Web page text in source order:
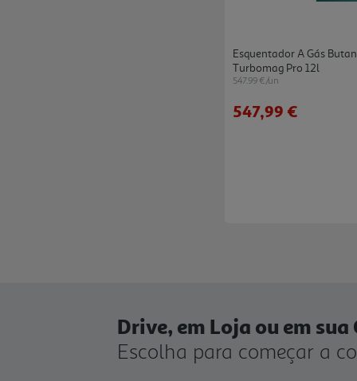
Esquentador A Gás
Turbomag Pro 12l
547.99 €/un
547,99 €
Drive, em Loja ou em sua
Escolha para começar a